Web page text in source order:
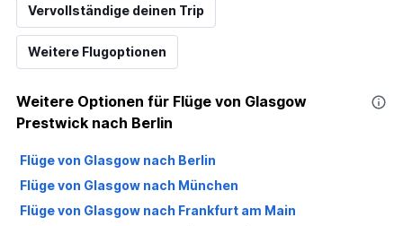
Vervollständige deinen Trip
Weitere Flugoptionen
Weitere Optionen für Flüge von Glasgow
Prestwick nach Berlin
Flüge von Glasgow nach Berlin
Flüge von Glasgow nach München
Flüge von Glasgow nach Frankfurt am Main